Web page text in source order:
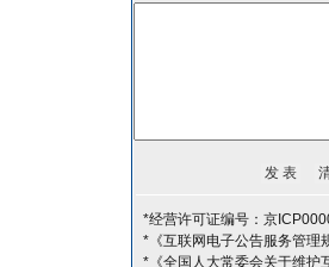
*经营许可证编号：京
*《互联网电子公告服务管理
*《全国人大常委会关于维护